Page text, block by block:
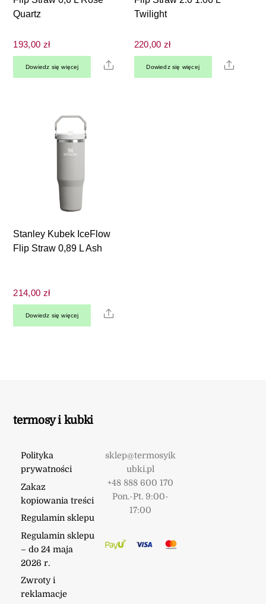
Quartz
193,00 zł
Dowiedz się więcej Share
Twilight
220,00 zł
Dowiedz się więcej Share
Stanley Kubek IceFlow
Flip Straw 0,89 L Ash
214,00 zł
Dowiedz się więcej Share
termosy i kubki
Polityka
prywatności
Zakaz
kopiowania treści
Regulamin sklepu
Regulamin sklepu
– do 24 maja
2026 r.
Zwroty i
reklamacje
sklep@termosyik
ubki.pl
+48 888 600 170
Pon.-Pt. 9:00-
17:00